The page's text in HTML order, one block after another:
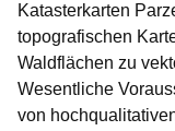
Katasterkarten
topografischen
Waldflächen zu
Wesentliche
von